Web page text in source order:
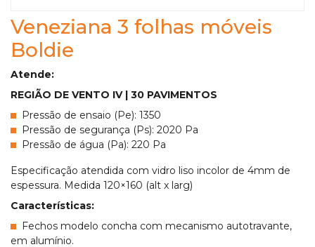
Veneziana 3 folhas móveis
Boldie
Atende:
REGIÃO DE VENTO IV | 30 PAVIMENTOS
Pressão de ensaio (Pe): 1350
Pressão de segurança (Ps): 2020 Pa
Pressão de água (Pa): 220 Pa
Especificação atendida com vidro liso incolor de 4mm de
espessura. Medida 120×160 (alt x larg)
Características:
Fechos modelo concha com mecanismo autotravante,
em alumínio.